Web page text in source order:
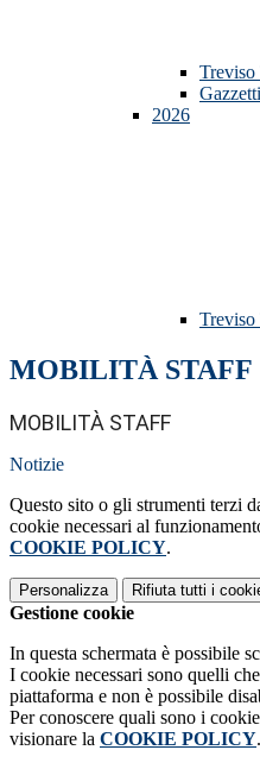
Treviso
2026
Treviso
MOBILITÀ STAFF
MOBILITÀ STAFF
Notizie
Questo sito o gli strumenti terzi
cookie necessari al
COOKIE POLICY.
Personalizza Rifiuta tutti i
Gestione cookie
In questa schermata è possibile
I cookie necessari sono quelli
piattaforma e non è possibile
Per conoscere quali sono i
visionare la COOKIE POLICY.